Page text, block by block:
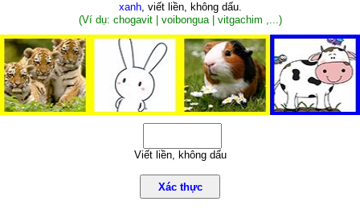
xanh, viết liền, không dấu.
(Ví dụ: chogavit | voibongua | vitgachim ,...)
Viết liền, không dấu
Xác thực